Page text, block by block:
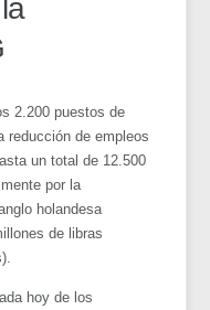
2.200 puestos de
reducción de empleos
un total de 12.500
por la
holandesa
de libras
hoy de los